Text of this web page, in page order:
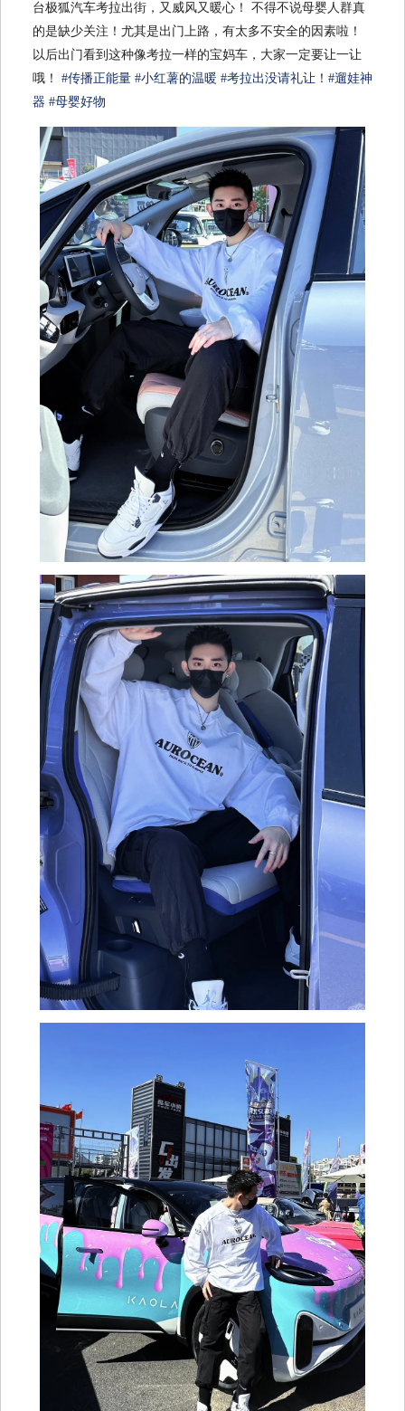
台极狐汽车考拉出街，又威风又暖心！ 不得不说母婴人群真
的是缺少关注！尤其是出门上路，有太多不安全的因素啦！
以后出门看到这种像考拉一样的宝妈车，大家一定要让一让
哦！ #传播正能量 #小红薯的温暖 #考拉出没请礼让 ！ #遛娃神
器 #母婴好物